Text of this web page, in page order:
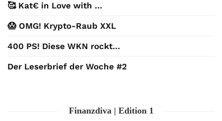
🥰 Kat€ in Love with …
😱 OMG! Krypto-Raub XXL
400 PS! Diese WKN rockt…
Der Leserbrief der Woche #2
Finanzdiva | Edition 1